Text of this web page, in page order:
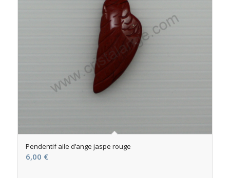
Pendentif aile d’ange jaspe rouge
6,00 €